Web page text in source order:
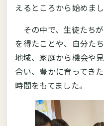
えるところから始めまし
その中で、生徒たち
を得たことや、自分た
地域、家庭から機会や
合い、豊かに育ってき
時間をもてました。